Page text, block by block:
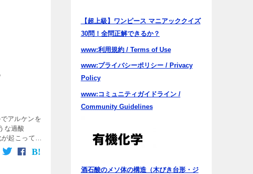
アルケンを
な過酸
起こってエ
ドは、三員
ーテルとい
【超上級】ワンピース マニアッククイズ
30問！全問正解できるか？
www:利用規約 / Terms of Use
www:プライバシーポリシー / Privacy
Policy
www:コミュニティガイドライン /
Community Guidelines
酒石酸のメソ体の構造（木びき台形・ジ